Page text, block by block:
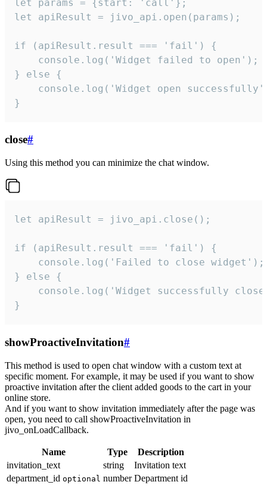
let params = {start: 'call'};
let apiResult = jivo_api.open(params);
if (apiResult.result === 'fail') {
    console.log('Widget failed to open');
} else {
console.log('Widget open
}
close#
Using this method you can minimize the chat window.
let apiResult = jivo_api.close();
if (apiResult.result === 'fail') {
    console.log('Failed to close widget');
} else {
console.log('Widget successfully
}
showProactiveInvitation#
This method is used to open chat window with a custom text at
specific moment. For example, it may be used if you want to show
proactive invitation after the client added goods to the cart in your
online store.
And if you want to show invitation immediately after the page was
open, you need to call showProactiveInvitation in
jivo_onLoadCallback.
Name Type
Description
invitation_text
string
Invitation text
department_id optional number Department id